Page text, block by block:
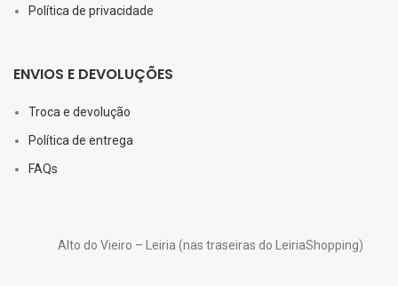
Política de privacidade
ENVIOS E DEVOLUÇÕES
Troca e devolução
Política de entrega
FAQs
Alto do Vieiro – Leiria (nas traseiras do LeiriaShopping)